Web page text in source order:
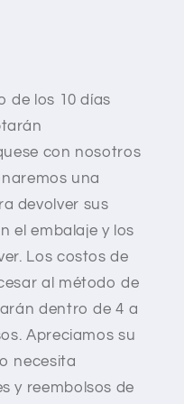
de los 10 días
con nosotros
una
devolver sus
el embalaje y los
Los costos de
al método de
dentro de 4 a
Apreciamos su
necesita
y reembolsos de